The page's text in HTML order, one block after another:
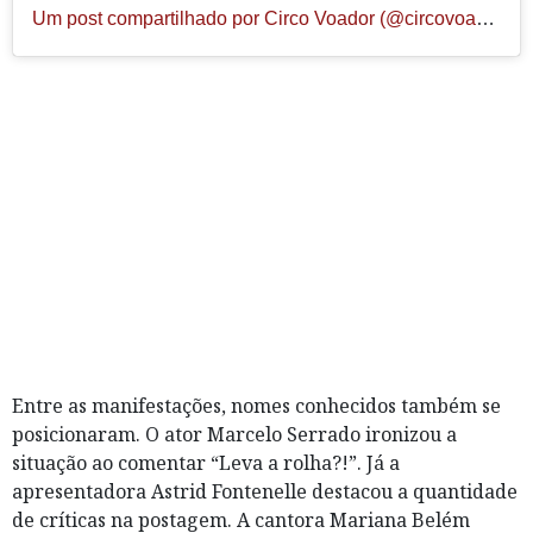
Um post compartilhado por Circo Voador (@circovoador)
Entre as manifestações, nomes conhecidos também se
posicionaram. O ator Marcelo Serrado ironizou a
situação ao comentar “Leva a rolha?!”. Já a
apresentadora Astrid Fontenelle destacou a quantidade
de críticas na postagem. A cantora Mariana Belém